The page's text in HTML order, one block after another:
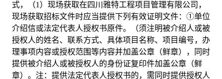
式，（1）现场获取在四川雅特工程项目管理有限公司，
现场获取招标文件时应当提供下列有效证明文件：①单位
介绍信或法定代表人授权书原件。（须注明被介绍人或被
授权人的姓名、联系方式、具体项目名称、项目编号，办
理事项内容或授权范围等内容并加盖公章（鲜章），同时
提供被介绍人或被授权人的身份证复印件加盖公章（鲜
章）。注：提供法定代表人授权书的，需同时提供授权人